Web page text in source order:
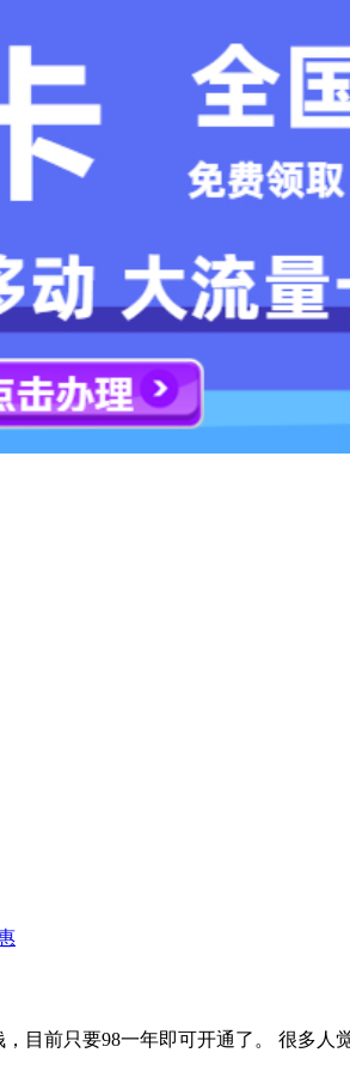
目前只要98一年即可开通了。 很多